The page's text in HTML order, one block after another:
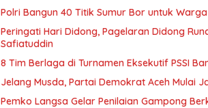
Polri Bangun 40 Titik Sumur Bor untuk
Peringati Hari Didong, Pagelaran Didong
Safiatuddin
8 Tim Berlaga di Turnamen Eksekutif PSSI
Jelang Musda, Partai Demokrat Aceh Mulai
Pemko Langsa Gelar Penilaian Gampong